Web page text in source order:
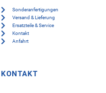
Sonderanfertigungen
Versand & Lieferung
Ersatzteile & Service
Kontakt
Anfahrt
KONTAKT